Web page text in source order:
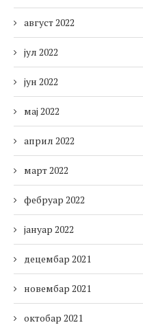
август 2022
јул 2022
јун 2022
мај 2022
април 2022
март 2022
фебруар 2022
јануар 2022
децембар 2021
новембар 2021
октобар 2021